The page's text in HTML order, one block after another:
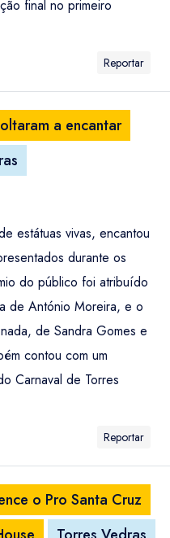
final no primeiro
Reportar
a encantar
estátuas vivas, encantou
durante os
do público foi atribuído
de António Moreira, e o
de Sandra Gomes e
contou com um
Carnaval de Torres
Reportar
o Pro Santa Cruz